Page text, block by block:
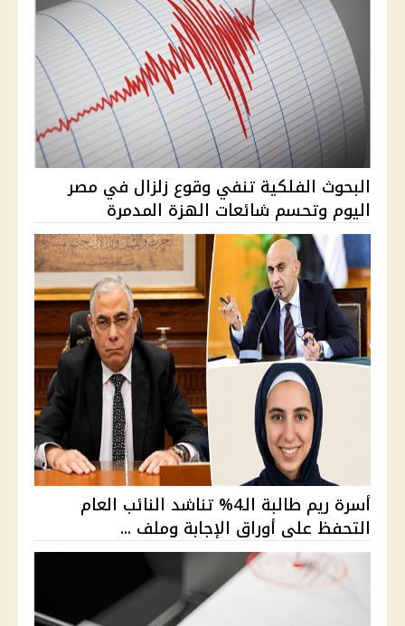
البحوث الفلكية تنفي وقوع زلزال في مصر
اليوم وتحسم شائعات الهزة المدمرة
أسرة ريم طالبة الـ4% تناشد النائب العام
التحفظ على أوراق الإجابة وملف ...